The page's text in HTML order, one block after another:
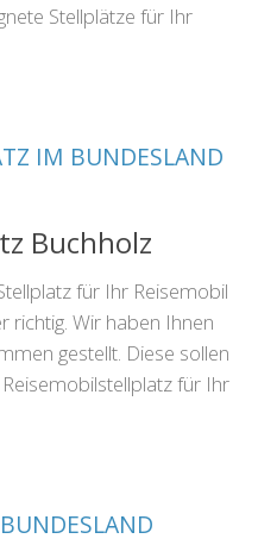
Stellplätze für Ihr
IM BUNDESLAND
Buchholz
für Ihr Reisemobil
richtig. Wir haben Ihnen
gestellt. Diese sollen
für Ihr